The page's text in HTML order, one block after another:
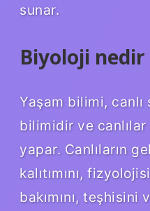
sunar.
Biyoloji
Yaşam bilimi,
bilimidir ve
yapar. Canlıların
kalıtımını,
bakımını, teşhisini